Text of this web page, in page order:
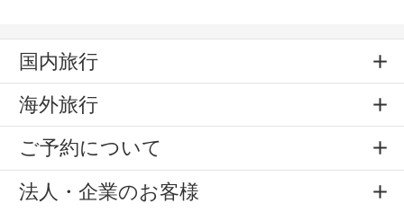
国内旅行
海外旅行
ご予約について
法人・企業のお客様